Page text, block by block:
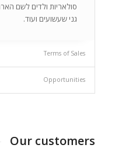
סולאריות ולדים לשם
גני שעשועים ועוד.
Terms of Sales
Opportunities
Our customers